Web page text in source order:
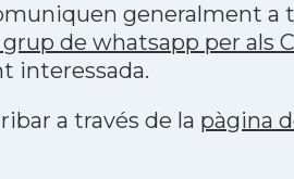
generalment a
de whatsapp per als
interessada.
a través de la pàgina